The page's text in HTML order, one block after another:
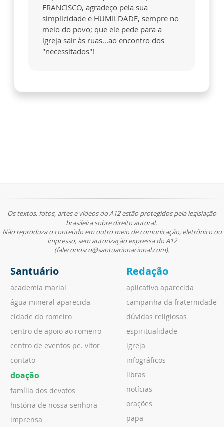
FRANCISCO, agradeço pela sua
simplicidade e HUMILDADE, sempre no
meio do povo; que ele pede para a
igreja sair às ruas...ao encontro dos
"necessitados"!
Os textos, fotos, artes e vídeos do A12 estão protegidos pela legislação
brasileira sobre direito autoral.
Não reproduza o conteúdo em outro meio de comunicação, eletrônico ou
impresso, sem autorização expressa do A12
(faleconosco@santuarionacional.com).
Santuário
academia marial
água mineral aparecida
cidade do romeiro
centro de apoio ao romeiro
centro de eventos pe. vitor
contato
doação
família dos devotos
história de nossa senhora
imprensa
Redação
aplicativo aparecida
campanha da fraternidade
dúvidas religiosas
espiritualidade
igreja
infográficos
libras
notícias
orações
papa